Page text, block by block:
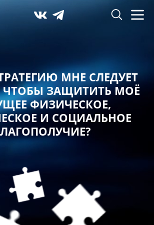
МНЕ СЛЕДУЕТ
ЧТОБЫ ЗАЩИТИТЬ МОЁ
ФИЗИЧЕСКОЕ,
И СОЦИАЛЬНОЕ